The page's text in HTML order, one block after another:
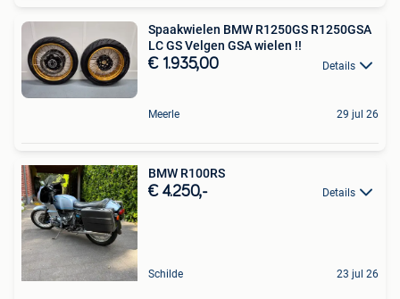
Spaakwielen BMW R1250GS R1250GSA
LC GS Velgen GSA wielen !!
€ 1.935,00 Details
Meerle 29 jul 26
BMW R100RS
€ 4.250,- Details
Schilde 23 jul 26